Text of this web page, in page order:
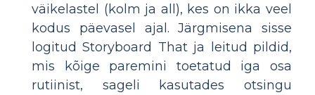
väikelastel (kolm ja all), kes on ikka veel
kodus päevasel ajal. Järgmisena sisse
logitud Storyboard That ja leitud pildid,
mis kõige paremini toetatud iga osa
rutiinist, sageli kasutades otsingu